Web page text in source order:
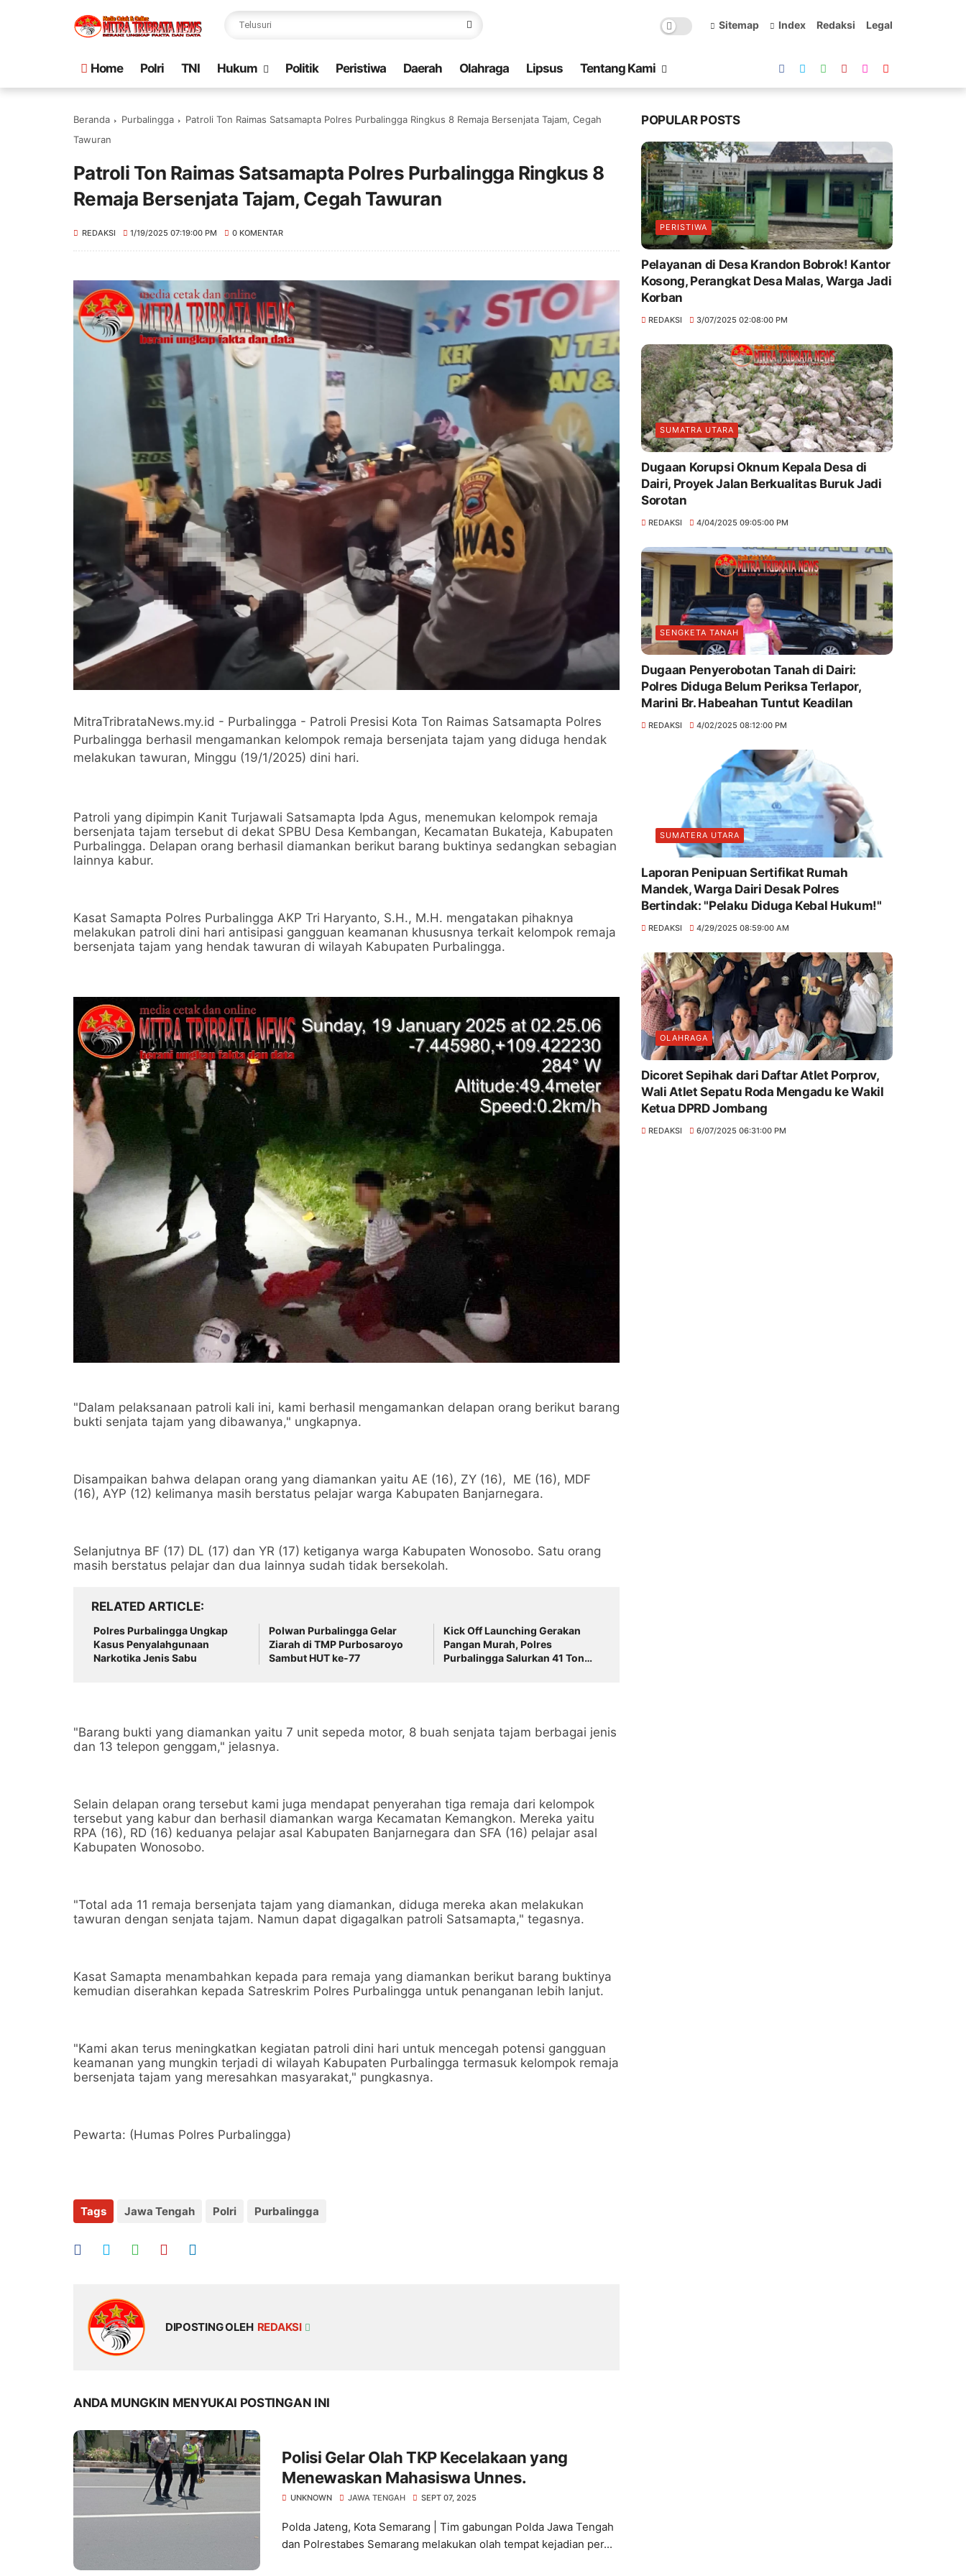
Sitemap Index Redaksi Legal
Home Polri TNI Hukum Politik Peristiwa Daerah Olahraga Lipsus Tentang Kami
Beranda Purbalingga
Patroli Ton Raimas Satsamapta Polres Purbalingga Ringkus 8 Remaja Bersenjata Tajam, Cegah
Tawuran
Patroli Ton Raimas Satsamapta Polres Purbalingga Ringkus 8
Remaja Bersenjata Tajam, Cegah Tawuran
REDAKSI 1/19/2025 07:19:00 PM 0 KOMENTAR
MitraTribrataNews.my.id - Purbalingga - Patroli Presisi Kota Ton Raimas Satsamapta Polres
Purbalingga berhasil mengamankan kelompok remaja bersenjata tajam yang diduga hendak
melakukan tawuran, Minggu (19/1/2025) dini hari.
Patroli yang dipimpin Kanit Turjawali Satsamapta Ipda Agus, menemukan kelompok remaja
bersenjata tajam tersebut di dekat SPBU Desa Kembangan, Kecamatan Bukateja, Kabupaten
PurbaIingga. Delapan orang berhasil diamankan berikut barang buktinya sedangkan sebagian
lainnya kabur.
Kasat Samapta Polres Purbalingga AKP Tri Haryanto, S.H., M.H. mengatakan pihaknya
melakukan patroli dini hari antisipasi gangguan keamanan khususnya terkait kelompok remaja
bersenjata tajam yang hendak tawuran di wilayah Kabupaten Purbalingga.
"Dalam pelaksanaan patroli kali ini, kami berhasil mengamankan delapan orang berikut barang
bukti senjata tajam yang dibawanya," ungkapnya.
Disampaikan bahwa delapan orang yang diamankan yaitu AE (16), ZY (16), ME (16), MDF
(16), AYP (12) kelimanya masih berstatus pelajar warga Kabupaten Banjarnegara.
Selanjutnya BF (17) DL (17) dan YR (17) ketiganya warga Kabupaten Wonosobo. Satu orang
masih berstatus pelajar dan dua lainnya sudah tidak bersekolah.
RELATED ARTICLE
Polres Purbalingga Ungkap
Kasus Penyalahgunaan
Narkotika Jenis Sabu
Polwan Purbalingga Gelar
Ziarah di TMP Purbosaroyo
Sambut HUT ke-77
Kick Off Launching Gerakan
Pangan Murah, Polres
Purbalingga Salurkan 41 Ton
"Barang bukti yang diamankan yaitu 7 unit sepeda motor, 8 buah senjata tajam berbagai jenis
dan 13 telepon genggam," jelasnya.
Selain delapan orang tersebut kami juga mendapat penyerahan tiga remaja dari kelompok
tersebut yang kabur dan berhasil diamankan warga Kecamatan Kemangkon. Mereka yaitu
RPA (16), RD (16) keduanya pelajar asal Kabupaten Banjarnegara dan SFA (16) pelajar asal
Kabupaten Wonosobo.
"Total ada 11 remaja bersenjata tajam yang diamankan, diduga mereka akan melakukan
tawuran dengan senjata tajam. Namun dapat digagalkan patroli Satsamapta," tegasnya.
Kasat Samapta menambahkan kepada para remaja yang diamankan berikut barang buktinya
kemudian diserahkan kepada Satreskrim Polres Purbalingga untuk penanganan lebih lanjut.
"Kami akan terus meningkatkan kegiatan patroli dini hari untuk mencegah potensi gangguan
keamanan yang mungkin terjadi di wilayah Kabupaten Purbalingga termasuk kelompok remaja
bersenjata tajam yang meresahkan masyarakat," pungkasnya.
Pewarta: (Humas Polres Purbalingga)
Tags Jawa Tengah Polri Purbalingga
DIPOSTING OLEH REDAKSI
ANDA MUNGKIN MENYUKAI POSTINGAN INI
Polisi Gelar Olah TKP Kecelakaan yang
Menewaskan Mahasiswa Unnes.
UNKNOWN JAWA TENGAH SEPT 07, 2025
Polda Jateng, Kota Semarang | Tim gabungan Polda Jawa Tengah
dan Polrestabes Semarang melakukan olah tempat kejadian per...
POPULAR POSTS
PERISTIWA
Pelayanan di Desa Krandon Bobrok! Kantor
Kosong, Perangkat Desa Malas, Warga Jadi
Korban
REDAKSI 3/07/2025 02:08:00 PM
SUMATRA UTARA
Dugaan Korupsi Oknum Kepala Desa di
Dairi, Proyek Jalan Berkualitas Buruk Jadi
Sorotan
REDAKSI 4/04/2025 09:05:00 PM
SENGKETA TANAH
Dugaan Penyerobotan Tanah di Dairi:
Polres Diduga Belum Periksa Terlapor,
Marini Br. Habeahan Tuntut Keadilan
REDAKSI 4/02/2025 08:12:00 PM
SUMATERA UTARA
Laporan Penipuan Sertifikat Rumah
Mandek, Warga Dairi Desak Polres
Bertindak: "Pelaku Diduga Kebal Hukum!"
REDAKSI 4/29/2025 08:59:00 AM
OLAHRAGA
Dicoret Sepihak dari Daftar Atlet Porprov,
Wali Atlet Sepatu Roda Mengadu ke Wakil
Ketua DPRD Jombang
REDAKSI 6/07/2025 06:31:00 PM